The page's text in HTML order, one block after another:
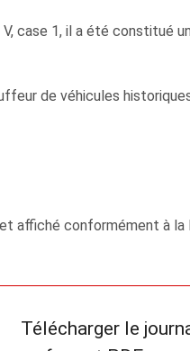
case 1, il a été constitué
de véhicules
affiché conformément à
Télécharger le